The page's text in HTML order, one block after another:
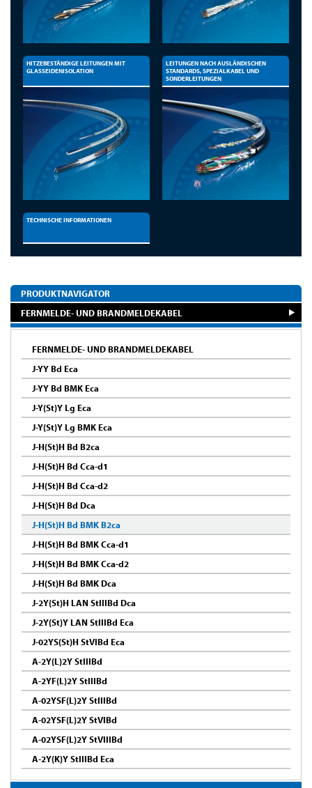
HITZEBESTÄNDIGE LEITUNGEN MIT
GLASSEIDENISOLATION
LEITUNGEN NACH AUSLÄNDISCHEN
STANDARDS, SPEZIALKABEL UND
SONDERLEITUNGEN
TECHNISCHE INFORMATIONEN
PRODUKTNAVIGATOR
FERNMELDE- UND BRANDMELDEKABEL
FERNMELDE- UND BRANDMELDEKABEL
J-YY Bd Eca
J-YY Bd BMK Eca
J-Y(St)Y Lg Eca
J-Y(St)Y Lg BMK Eca
J-H(St)H Bd B2ca
J-H(St)H Bd Cca-d1
J-H(St)H Bd Cca-d2
J-H(St)H Bd Dca
J-H(St)H Bd BMK B2ca
J-H(St)H Bd BMK Cca-d1
J-H(St)H Bd BMK Cca-d2
J-H(St)H Bd BMK Dca
J-2Y(St)H LAN StIIIBd Dca
J-2Y(St)Y LAN StIIIBd Eca
J-02YS(St)H StVIBd Eca
A-2Y(L)2Y StIIIBd
A-2YF(L)2Y StIIIBd
A-02YSF(L)2Y StIIIBd
A-02YSF(L)2Y StVIBd
A-02YSF(L)2Y StVIIIBd
A-2Y(K)Y StIIIBd Eca